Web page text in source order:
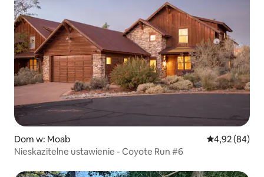
Dom w: Moab Średnia
4,92 (84)
Nieskazitelne ustawienie - Coyote Run #6